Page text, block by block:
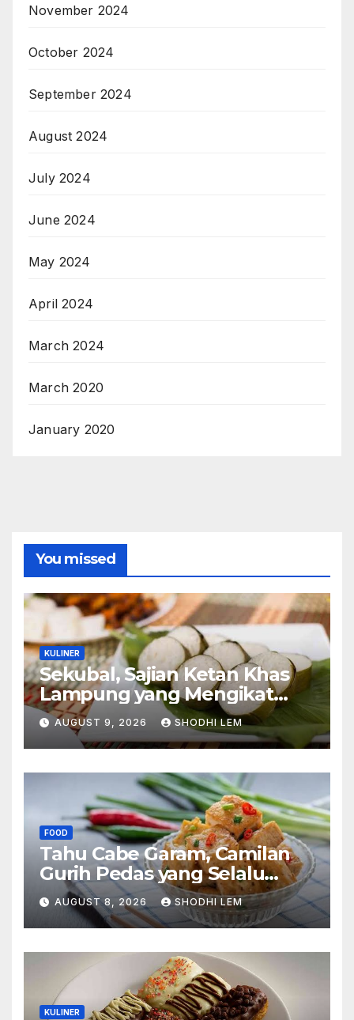
November 2024
October 2024
September 2024
August 2024
July 2024
June 2024
May 2024
April 2024
March 2024
March 2020
January 2020
You missed
KULINER
Sekubal, Sajian Ketan Khas
Lampung yang Mengikat
Tradisi dalam Setiap Gigitan
AUGUST 9, 2026 SHODHI LEM
FOOD
Tahu Cabe Garam, Camilan
Gurih Pedas yang Selalu
Bikin Ingin Nambah
AUGUST 8, 2026 SHODHI LEM
KULINER